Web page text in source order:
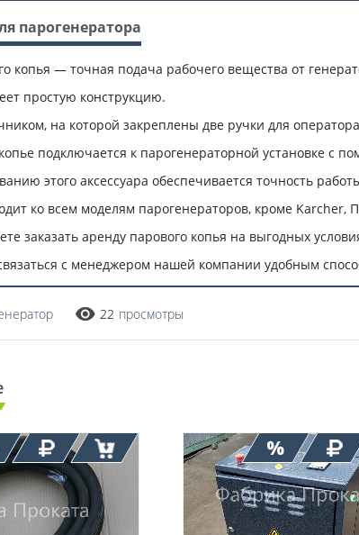
парогенератора
копья — точная подача рабочего вещества от
простую конструкцию.
на которой закреплены две ручки для
подключается к парогенераторной установке с
этого аксессуара обеспечивается точность
ко всем моделям парогенераторов, кроме
заказать аренду парового копья на выгодных
с менеджером нашей компании удобным
22 просмотры